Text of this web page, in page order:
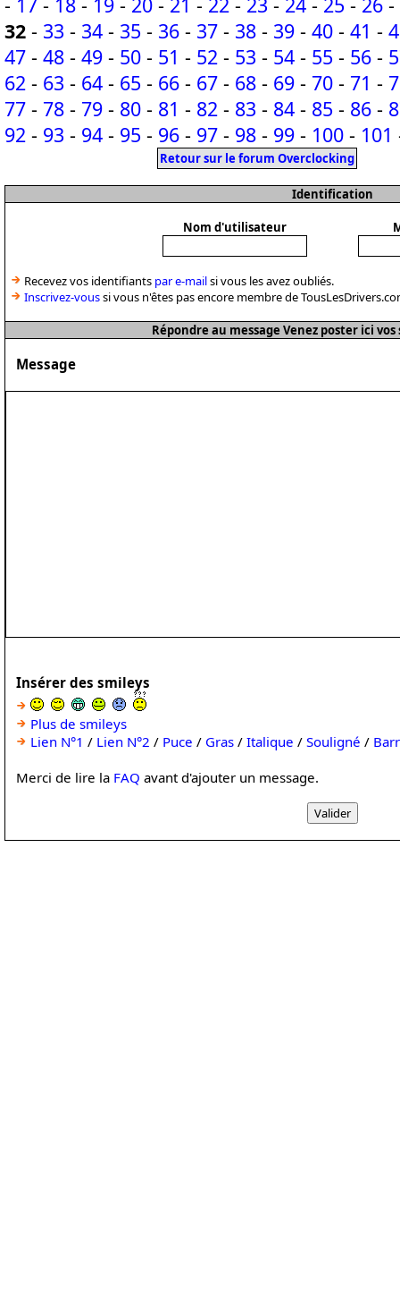
32 - 33 - 34 - 35 - 36 - 37 - 38 - 39 - 40 - 41 -
47 - 48 - 49 - 50 - 51 - 52 - 53 - 54 - 55 - 56 -
62 - 63 - 64 - 65 - 66 - 67 - 68 - 69 - 70 - 71 -
77 - 78 - 79 - 80 - 81 - 82 - 83 - 84 - 85 - 86 -
92 - 93 - 94 - 95 - 96 - 97 - 98 - 99 - 100 - 101
Retour sur le forum Overclocking
Identification
Nom d'utilisateur
Recevez vos identifiants par e-mailsi vous les avez oubliés.
Inscrivez-voussi vous n'êtes pas encore membre de
Répondre au message Venez poster ici vos
Message
Insérer des smileys
Plus de smileys
Lien N°1 / Lien N°2 / Puce / Gras / Italique / Souligné /
Merci de lire la FAQ avant d'ajouter un message.